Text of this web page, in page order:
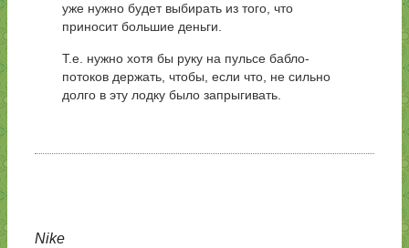
уже нужно будет выбирать из того, что
приносит большие деньги.
Т.е. нужно хотя бы руку на пульсе бабло-
потоков держать, чтобы, если что, не сильно
долго в эту лодку было запрыгивать.
Nike